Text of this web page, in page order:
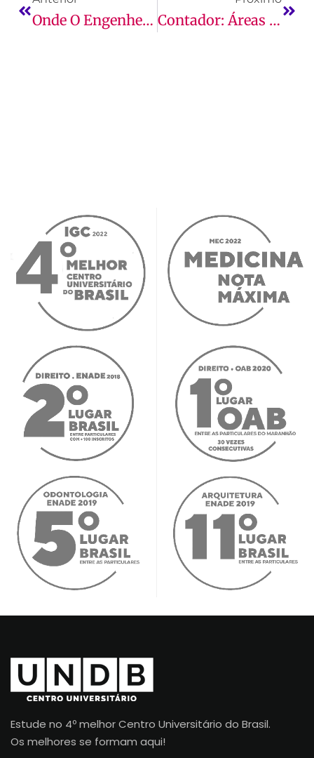
Onde O Engenheiro Civil Pode Atuar Contador: Áreas De Atuação, Mercado De Trabalho E Mais!
Estude no 4º melhor Centro Universitário do Brasil.
Os melhores se formam aqui!